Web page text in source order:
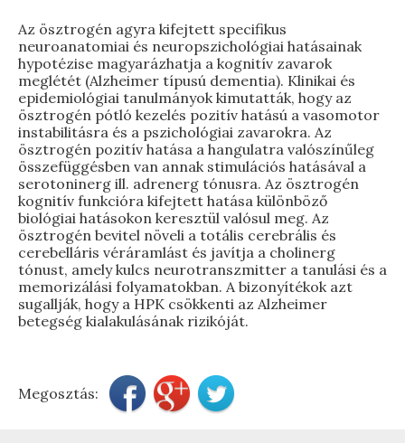
Az ösztrogén agyra kifejtett specifikus
neuroanatomiai és neuropszichológiai hatásainak
hypotézise magyarázhatja a kognitív zavarok
meglétét (Alzheimer típusú dementia). Klinikai és
epidemiológiai tanulmányok kimutatták, hogy az
ösztrogén pótló kezelés pozitív hatású a vasomotor
instabilitásra és a pszichológiai zavarokra. Az
ösztrogén pozitív hatása a hangulatra valószínűleg
összefüggésben van annak stimulációs hatásával a
serotoninerg ill. adrenerg tónusra. Az ösztrogén
kognitív funkcióra kifejtett hatása különböző
biológiai hatásokon keresztül valósul meg. Az
ösztrogén bevitel növeli a totális cerebrális és
cerebelláris véráramlást és javítja a cholinerg
tónust, amely kulcs neurotranszmitter a tanulási és a
memorizálási folyamatokban. A bizonyítékok azt
sugallják, hogy a HPK csökkenti az Alzheimer
betegség kialakulásának rizikóját.
Megosztás: